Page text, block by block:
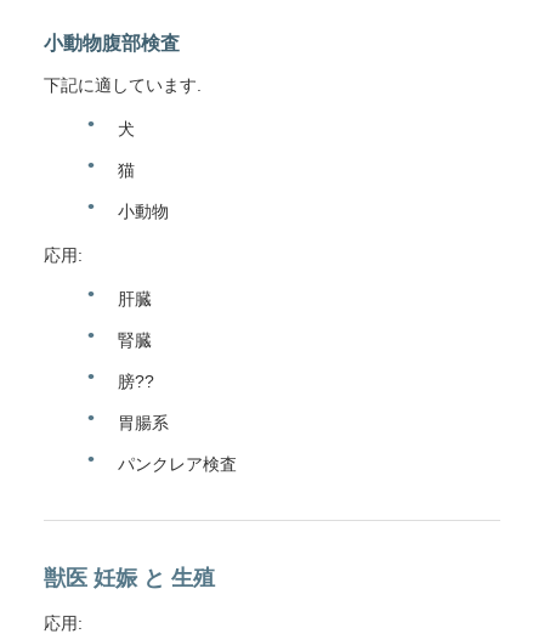
小動物腹部検査
下記に適しています.
犬
猫
小動物
応用:
肝臓
腎臓
膀??
胃腸系
パンクレア検査
獣医 妊娠 と 生殖
応用: